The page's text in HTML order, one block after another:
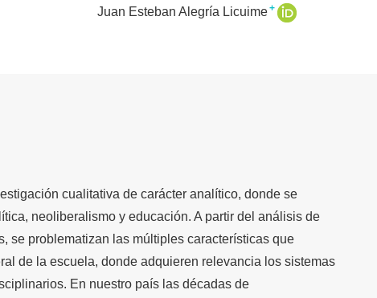
Juan Esteban Alegría Licuime+
cualitativa de carácter analítico, donde se
neoliberalismo y educación. A partir del análisis de
se problematizan las múltiples características que
de la escuela, donde adquieren relevancia los sistemas
En nuestro país las décadas de